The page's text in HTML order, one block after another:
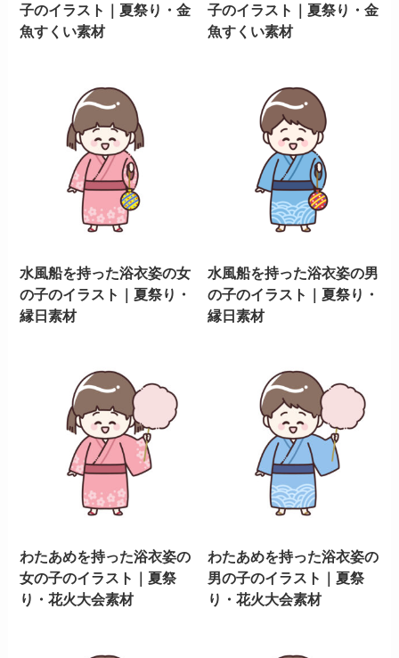
子のイラスト｜夏祭り・金
魚すくい素材
子のイラスト｜夏祭り・金
魚すくい素材
水風船を持った浴衣姿の女
の子のイラスト｜夏祭り・
縁日素材
水風船を持った浴衣姿の男
の子のイラスト｜夏祭り・
縁日素材
わたあめを持った浴衣姿の
女の子のイラスト｜夏祭
り・花火大会素材
わたあめを持った浴衣姿の
男の子のイラスト｜夏祭
り・花火大会素材